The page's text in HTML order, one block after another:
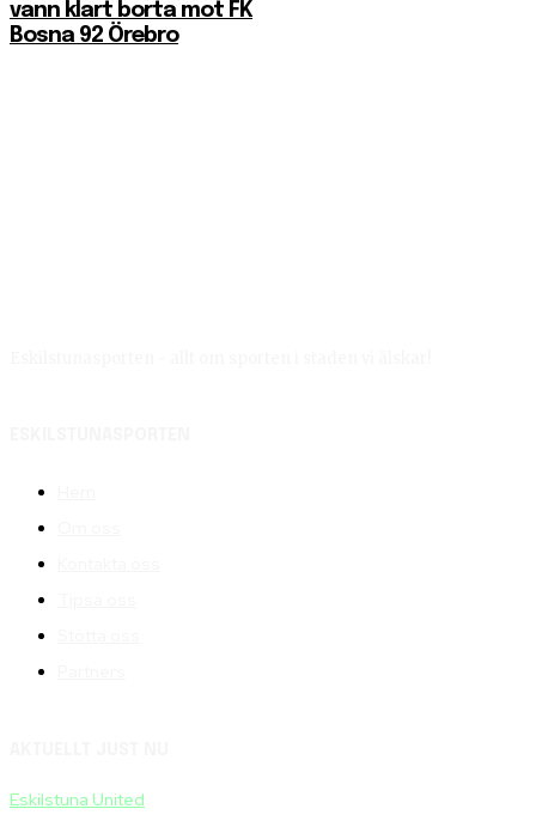
vann klart borta mot FK
Bosna 92 Örebro
Eskilstuna United